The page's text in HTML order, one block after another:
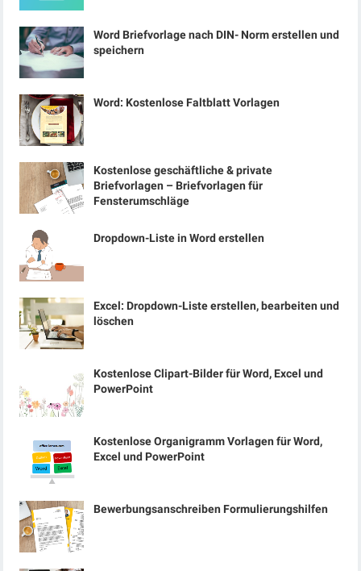
Word Briefvorlage nach DIN- Norm erstellen und
speichern
Word: Kostenlose Faltblatt Vorlagen
Kostenlose geschäftliche & private
Briefvorlagen – Briefvorlagen für
Fensterumschläge
Dropdown-Liste in Word erstellen
Excel: Dropdown-Liste erstellen, bearbeiten und
löschen
Kostenlose Clipart-Bilder für Word, Excel und
PowerPoint
Kostenlose Organigramm Vorlagen für Word,
Excel und PowerPoint
Bewerbungsanschreiben Formulierungshilfen